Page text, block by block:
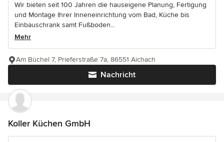
Wir bieten seit 100 Jahren die hauseigene Planung, Fertigung
und Montage Ihrer Inneneinrichtung vom Bad, Küche bis
Einbauschrank samt Fußboden...
Mehr
Nachricht
Am Büchel 7, Prieferstraße 7a, 86551 Aichach
Koller Küchen GmbH